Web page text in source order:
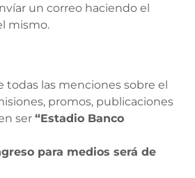
un correo haciendo el
mismo.
todas las menciones sobre el
promos, publicaciones
ser “Estadio Banco
para medios será de